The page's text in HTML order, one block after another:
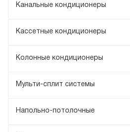
Канальные кондиционеры
Кассетные кондиционеры
Колонные кондиционеры
Мульти-сплит системы
Напольно-потолочные